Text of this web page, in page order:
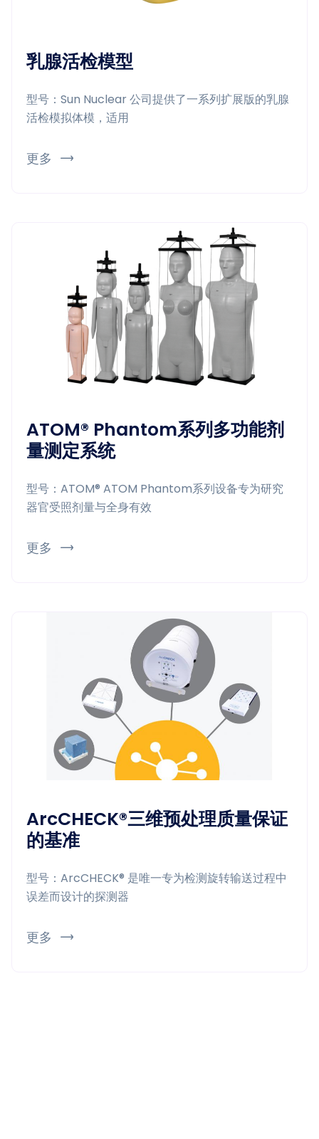
乳腺活检模型
型号：Sun Nuclear 公司提供了一系列扩展版的乳腺
活检模拟体模，适用
更多
ATOM® Phantom系列多功能剂
量测定系统
型号：ATOM® ATOM Phantom系列设备专为研究
器官受照剂量与全身有效
更多
ArcCHECK®三维预处理质量保证
的基准
型号：ArcCHECK® 是唯一专为检测旋转输送过程中
误差而设计的探测器
更多